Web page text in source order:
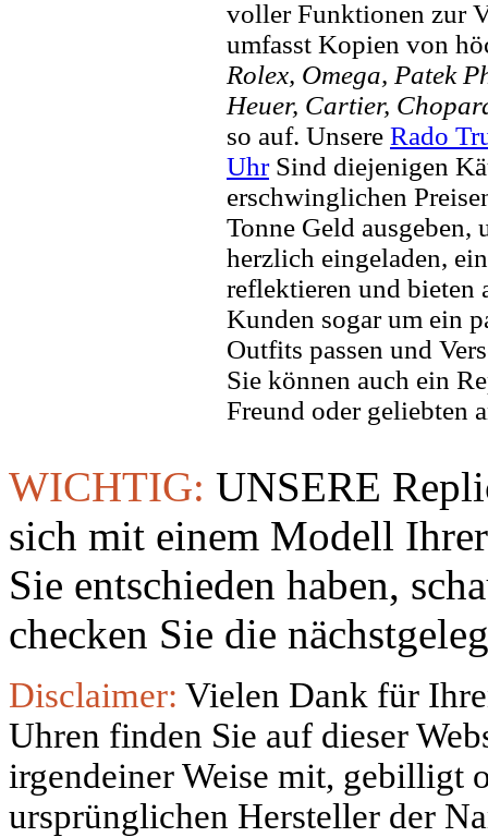
voller Funktionen zur
umfasst Kopien von
Rolex, Omega, Patek
Heuer, Cartier,
so auf. Unsere Rado
UhrSind diejenigen
erschwinglichen
Tonne Geld
herzlich eingeladen,
reflektieren und bieten
Kunden sogar um ein
Outfits passen und
Sie können auch ein
Freund oder geliebten
WICHTIG: UNSERE
sich mit einem Modell
Sie entschieden haben,
checken Sie die
Disclaimer: Vielen Dank für
Uhren finden Sie auf dieser
irgendeiner Weise mit, gebilligt
ursprünglichen Hersteller der